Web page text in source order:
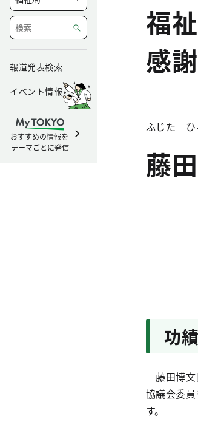
報道発表検索
イベント情報
おすすめの情報を
テーマごとに発信
福
感
ふじた ひ
藤
功
藤田博文
協議会委
す。